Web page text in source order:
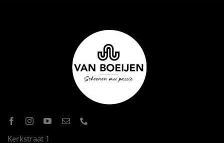
Kerkstraat 1